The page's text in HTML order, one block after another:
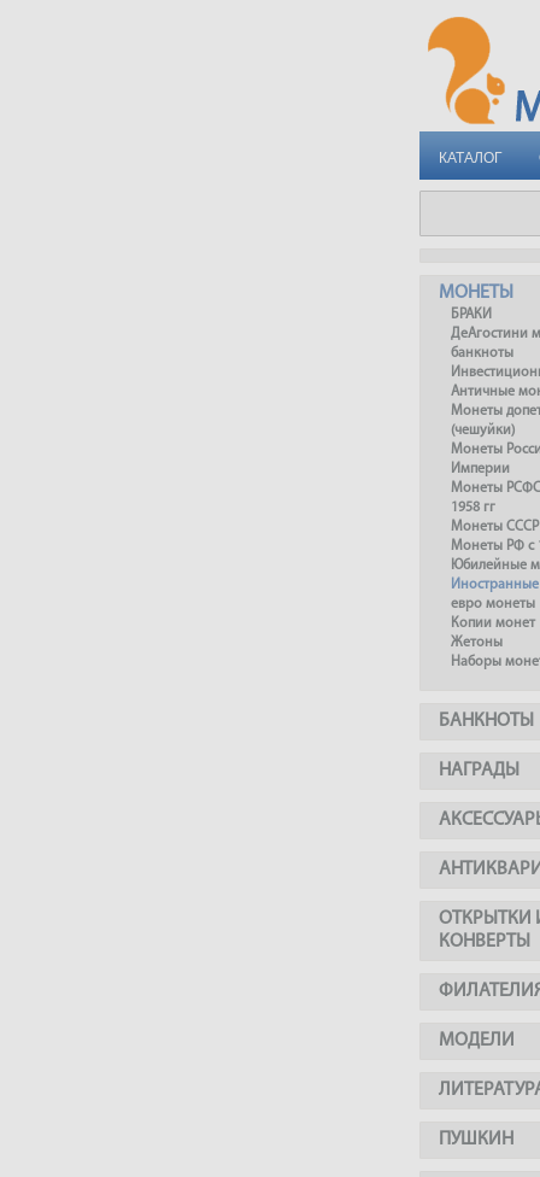
КАТАЛОГ
МОНЕТЫ
БРАКИ
ДеАгостини
банкноты
Античные
Монеты
(чешуйки)
Монеты
Империи
Монеты
1958 гг
Монеты СССР
Монеты РФ с
Юбилейные
евро монеты
Копии монет
Жетоны
Наборы
БАНКНОТЫ
НАГРАДЫ
ОТКРЫТКИ
КОНВЕРТЫ
МОДЕЛИ
ПУШКИН